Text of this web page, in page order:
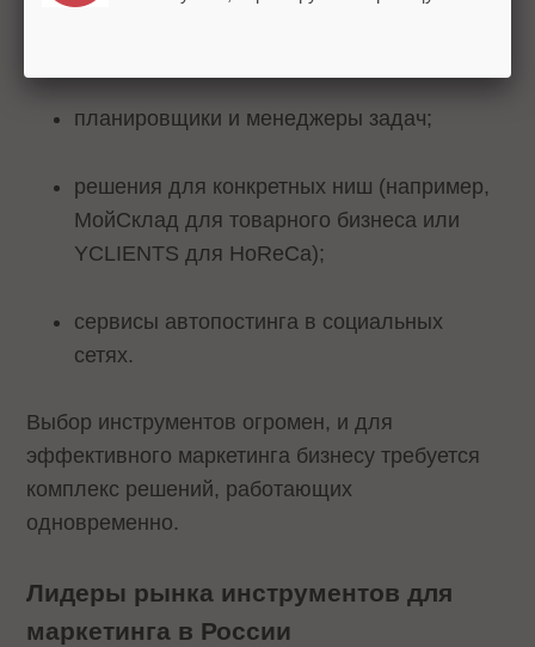
планировщики и менеджеры задач;
решения для конкретных ниш (например,
МойСклад для товарного бизнеса или
YCLIENTS для HoReCa);
сервисы автопостинга в социальных
сетях.
Выбор инструментов огромен, и для
эффективного маркетинга бизнесу требуется
комплекс решений, работающих
одновременно.
Лидеры рынка инструментов для
маркетинга в России